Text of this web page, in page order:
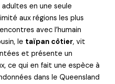
en une seule
aux régions les plus
avec l’humain
le taïpan côtier, vit
et présente un
ce qui en fait une espèce à
dans le Queensland